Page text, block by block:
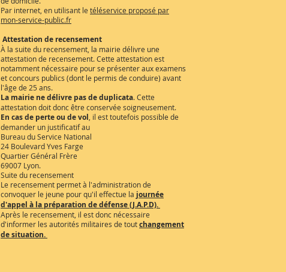
Par internet, en utilisant le téléservice proposé par
mon-service-public.fr
Attestation de recensement
À la suite du recensement, la mairie délivre une
attestation de recensement. Cette attestation est
notamment nécessaire pour se présenter aux examens
et concours publics (dont le permis de conduire) avant
l'âge de 25 ans.
La mairie ne délivre pas de duplicata. Cette
attestation doit donc être conservée soigneusement.
En cas de perte ou de vol , il est toutefois possible de
demander un justificatif au
Bureau du Service National
24 Boulevard Yves Farge
Quartier Général Frère
69007 Lyon.
Suite du recensement
Le recensement permet à l'administration de
convoquer le jeune pour qu'il effectue la journée
d'appel à la préparation de défense (J.A.P.D).
Après le recensement, il est donc nécessaire
d'informer les autorités militaires de toutchangement
de situation.